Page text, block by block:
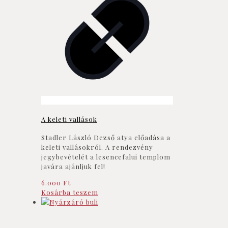
A keleti vallások
Stadler László Dezső atya előadása a
keleti vallásokról. A rendezvény
jegybevételét a lesencefalui templom
javára ajánljuk fel!
6.000 Ft
Kosárba teszem